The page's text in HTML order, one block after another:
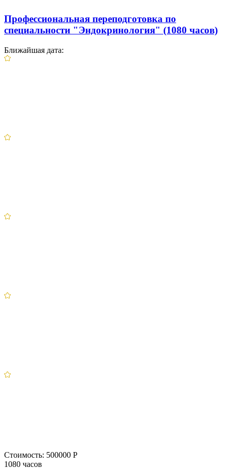
Профессиональная переподготовка по
специальности "Эндокринология" (1080 часов)
Ближайшая дата:
Стоимость: 500000 Р
1080 часов